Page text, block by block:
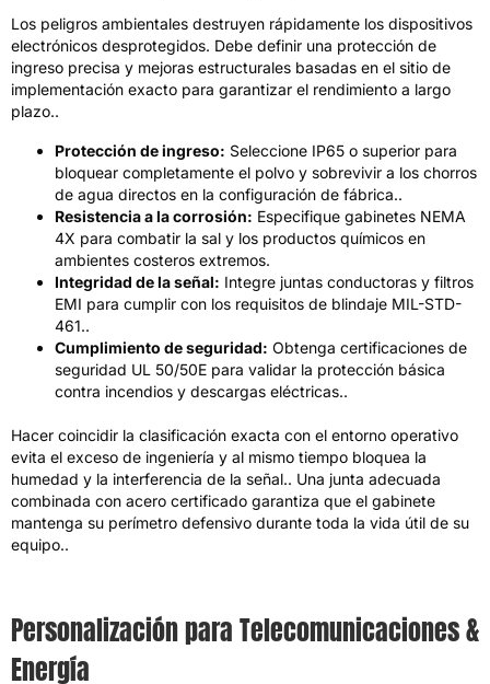
Los peligros ambientales destruyen rápidamente los dispositivos
electrónicos desprotegidos. Debe definir una protección de
ingreso precisa y mejoras estructurales basadas en el sitio de
implementación exacto para garantizar el rendimiento a largo
plazo..
Protección de ingreso: Seleccione IP65 o superior para
bloquear completamente el polvo y sobrevivir a los chorros
de agua directos en la configuración de fábrica..
Resistencia a la corrosión: Especifique gabinetes NEMA
4X para combatir la sal y los productos químicos en
ambientes costeros extremos.
Integridad de la señal: Integre juntas conductoras y filtros
EMI para cumplir con los requisitos de blindaje MIL-STD-
461..
Cumplimiento de seguridad: Obtenga certificaciones de
seguridad UL 50/50E para validar la protección básica
contra incendios y descargas eléctricas..
Hacer coincidir la clasificación exacta con el entorno operativo
evita el exceso de ingeniería y al mismo tiempo bloquea la
humedad y la interferencia de la señal.. Una junta adecuada
combinada con acero certificado garantiza que el gabinete
mantenga su perímetro defensivo durante toda la vida útil de su
equipo..
Personalización para Telecomunicaciones &
Energía